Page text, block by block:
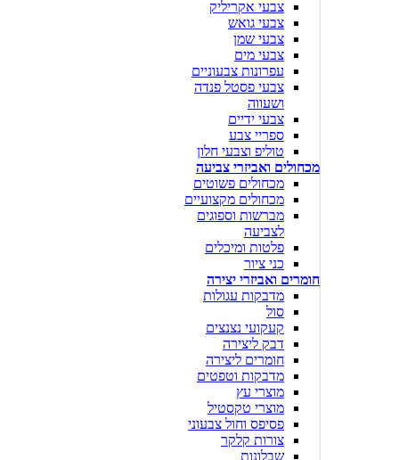
צבעי אקריליק
צבעי גואש
צבעי שמן
צבעי מים
עפרונות צבעוניים
צבעי פסטל פנדה
ושעווה
צבעי ידיים
ספריי צבע
טוליפ וצבעי חלון
מכחולים ואביזרי צביעה
מכחולים פשוטים
מכחולים מקצועיים
מברשות וספוגים
לצביעה
פלטות ומיכלים
כני ציור
חומרים ואביזרי יצירה
מדבקות עגולות
סול
קעקועי נצנצים
דבק ליצירה
חומרים ליצירה
מדבקות וטפטים
מוצרי עץ
מוצרי טקסטיל
פסיפס וחול צבעוני
צורות קלקר
שבלונות